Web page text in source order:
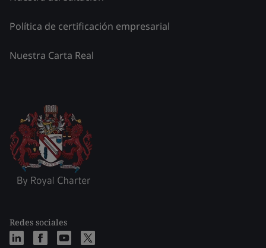
Política de certificación empresarial
Nuestra Carta Real
Redes sociales